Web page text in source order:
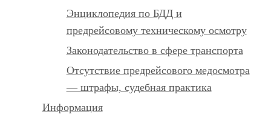
Энциклопедия по БДД и
предрейсовому техническому осмотру
Законодательство в сфере транспорта
Отсутствие предрейсового медосмотра
— штрафы, судебная практика
Информация